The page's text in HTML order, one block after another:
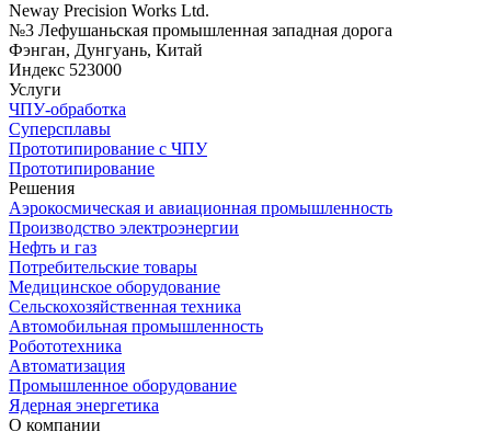
Neway Precision Works Ltd.
№3 Лефушаньская промышленная западная дорога
Фэнган, Дунгуань, Китай
Индекс 523000
Услуги
ЧПУ-обработка
Суперсплавы
Прототипирование с ЧПУ
Прототипирование
Решения
Аэрокосмическая и авиационная промышленность
Производство электроэнергии
Нефть и газ
Потребительские товары
Медицинское оборудование
Сельскохозяйственная техника
Автомобильная промышленность
Робототехника
Автоматизация
Промышленное оборудование
Ядерная энергетика
О компании